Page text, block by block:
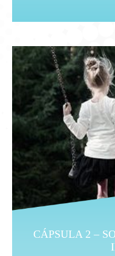
CÁPSULA 2 –